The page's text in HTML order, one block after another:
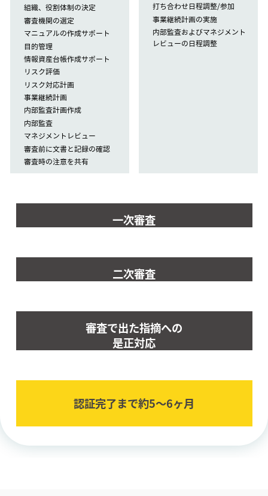
組織、役割体制の決定
審査機関の選定
マニュアルの作成サポート
目的管理
情報資産台帳作成サポート
リスク評価
リスク対応計画
事業継続計画
内部監査計画作成
内部監査
マネジメントレビュー
審査前に文書と記録の確認
審査時の注意を共有
打ち合わせ日程調整/参加
事業継続計画の実施
内部監査およびマネジメント
レビューの日程調整
一次審査
二次審査
審査で出た指摘への
是正対応
認証完了まで約5〜6ヶ⽉